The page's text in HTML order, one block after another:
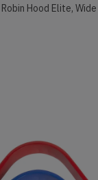
Hood Elite,